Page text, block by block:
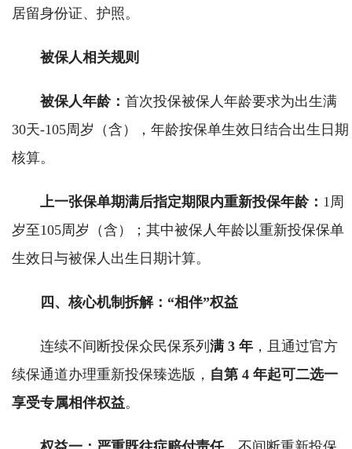
居留身份证、护照。
被保人相关规则
被保人年龄： 首次投保被保人年龄要求为出生满
30天-105周岁（含），年龄按保单生效日结合出生日期
核算。
上一张保单期满后指定期限内重新投保年龄： 1周
岁至105周岁（含）；其中被保人年龄以重新投保保单
生效日与被保人出生日期计算。
四、核心机制拆解：“相伴”权益
连续不间断投保众民保系列 满 3 年 ，且通过官方
续保通道办理重新投保臻选版， 自第 4 年起可二选一
享受专属相伴权益。